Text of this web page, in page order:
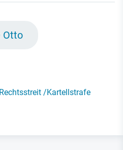
Otto
Rechtsstreit /Kartellstrafe